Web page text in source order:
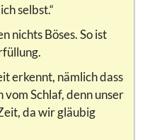
selbst.“
nichts Böses. So ist
erkennt, nämlich dass
Schlaf, denn unser
da wir gläubig